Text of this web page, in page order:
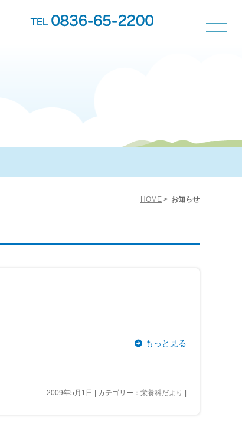
HOME > お知らせ
もっと見る
2009年5月1日 | カテゴリー：栄養科だより |